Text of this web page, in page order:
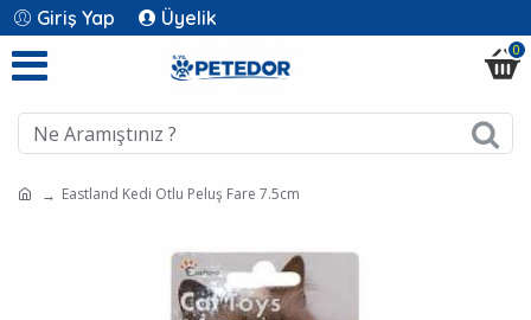
Giriş Yap Üyelik
0
Eastland Kedi Otlu Peluş Fare 7.5cm